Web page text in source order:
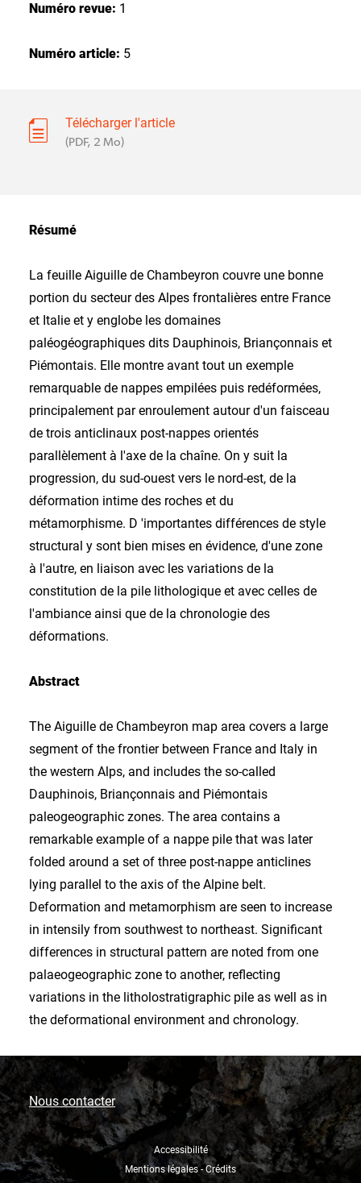
Numéro revue: 1
Numéro article: 5
Télécharger l'article
(PDF, 2 Mo)
Résumé
La feuille Aiguille de Chambeyron couvre une bonne
portion du secteur des Alpes frontalières entre France
et Italie et y englobe les domaines
paléogéographiques dits Dauphinois, Briançonnais et
Piémontais. Elle montre avant tout un exemple
remarquable de nappes empilées puis redéformées,
principalement par enroulement autour d'un faisceau
de trois anticlinaux post-nappes orientés
parallèlement à l'axe de la chaîne. On y suit la
progression, du sud-ouest vers le nord-est, de la
déformation intime des roches et du
métamorphisme. D 'importantes différences de style
structural y sont bien mises en évidence, d'une zone
à l'autre, en liaison avec les variations de la
constitution de la pile lithologique et avec celles de
l'ambiance ainsi que de la chronologie des
déformations.
Abstract
The Aiguille de Chambeyron map area covers a large
segment of the frontier between France and Italy in
the western Alps, and includes the so-called
Dauphinois, Briançonnais and Piémontais
paleogeographic zones. The area contains a
remarkable example of a nappe pile that was later
folded around a set of three post-nappe anticlines
lying parallel to the axis of the Alpine belt.
Deformation and metamorphism are seen to increase
in intensily from southwest to northeast. Significant
differences in structural pattern are noted from one
palaeogeographic zone to another, reflecting
variations in the litholostratigraphic pile as well as in
the deformational environment and chronology.
Nous contacter
Accessibilité
Mentions légales - Crédits